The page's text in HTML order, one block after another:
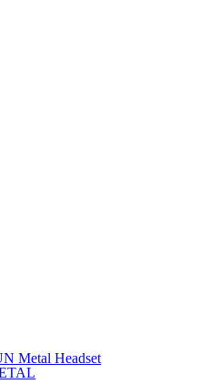
Metal Headset